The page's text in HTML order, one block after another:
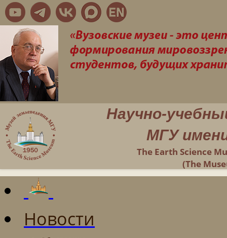
Научно-
МГУ
The Earth Science
(The
Новости